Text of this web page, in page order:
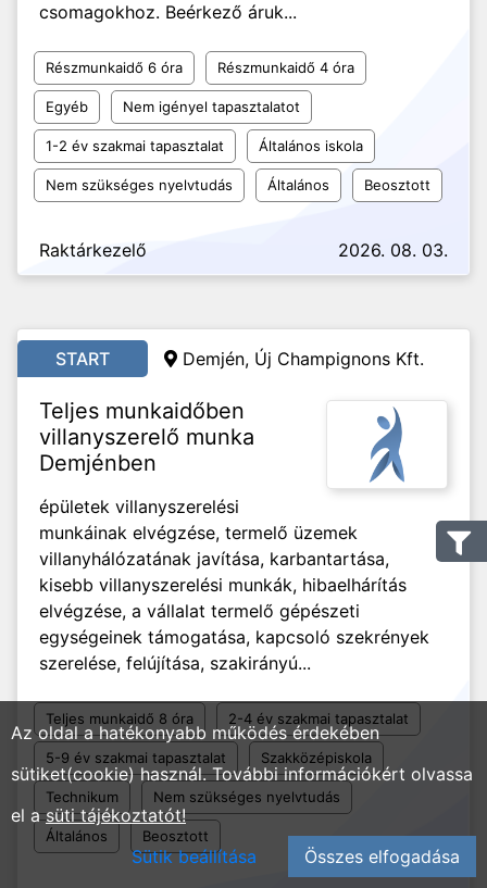
csomagokhoz. Beérkező áruk...
Részmunkaidő 6 óra Részmunkaidő 4 óra
Egyéb Nem igényel tapasztalatot
1-2 év szakmai tapasztalat Általános iskola
Nem szükséges nyelvtudás Általános Beosztott
Raktárkezelő 2026. 08. 03.
START Demjén, Új Champignons Kft.
Teljes munkaidőben
villanyszerelő munka
Demjénben
épületek villanyszerelési
munkáinak elvégzése, termelő üzemek
villanyhálózatának javítása, karbantartása,
kisebb villanyszerelési munkák, hibaelhárítás
elvégzése, a vállalat termelő gépészeti
egységeinek támogatása, kapcsoló szekrények
szerelése, felújítása, szakirányú...
Teljes munkaidő 8 óra 2-4 év szakmai tapasztalat
5-9 év szakmai tapasztalat Szakközépiskola
Technikum Nem szükséges nyelvtudás
Általános Beosztott
Az oldal a hatékonyabb működés érdekében
sütiket(cookie) használ. További információkért olvassa
el asüti tájékoztatót!
Sütik beállítása
Összes elfogadása